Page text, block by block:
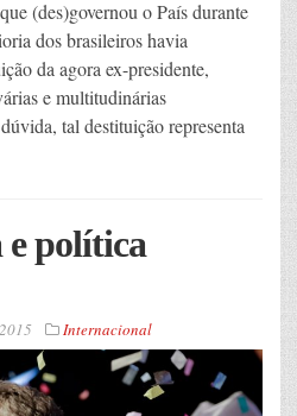
(des)governou o País durante
dos brasileiros havia
da agora ex-presidente,
e multitudinárias
tal destituição representa
política
Internacional